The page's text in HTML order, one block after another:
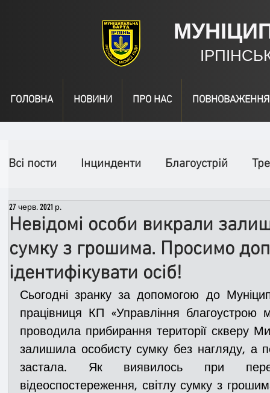
ГОЛОВНА НОВИНИ ПРО НАС ПОВНОВАЖЕННЯ
Всі пости Інцинденти Благоустрій
День народження
Спільні заходи Надзвичайні заходи
Медицина Новини ДТП
Адмінпротокол Свята Поліція
Невідомі особи викрали
сумку з грошима. Просимо
ідентифікувати осіб!
27 черв. 2021 р.
Сьогодні зранку за допомогою до
працівниця КП «Управління благоустрою
проводила прибирання території скверу
залишила особисту сумку без нагляду, а
застала. Як виявилось при
відеоспостереження, світлу сумку з